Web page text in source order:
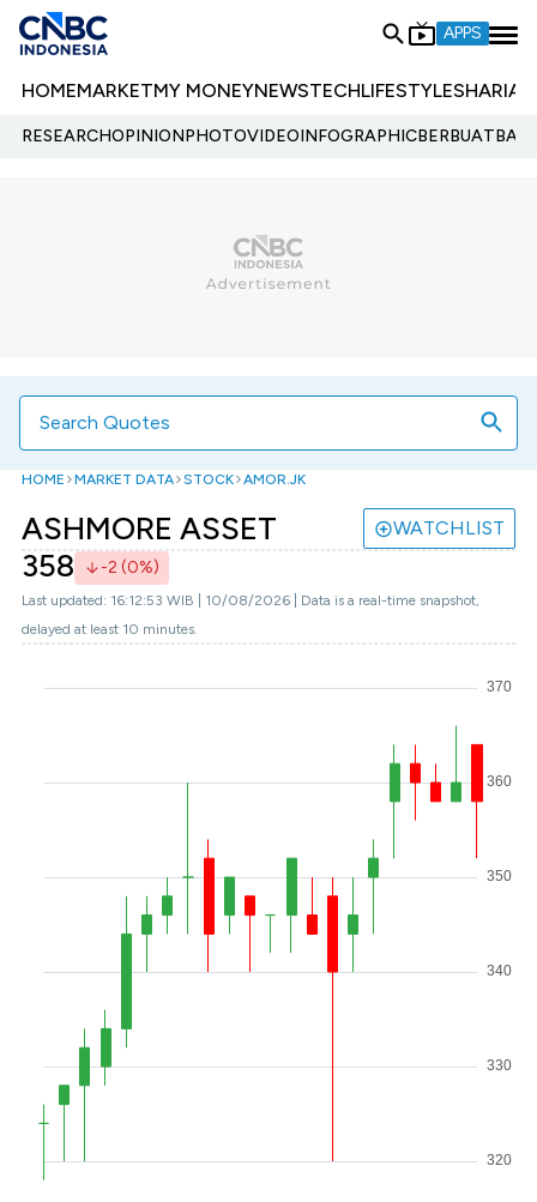
APPS
HOMEMARKETMY MONEYNEWSTECHLIFESTYLESHARIA
RESEARCHOPINIONPHOTOVIDEOINFOGRAPHIC
HOME MARKET DATA STOCK AMOR.JK
ASHMORE ASSET WATCHLIST
358 -2 (0%)
Last updated: 16:12:53 WIB | 10/08/2026 | Data is a real-time snapshot,
delayed at least 10 minutes.